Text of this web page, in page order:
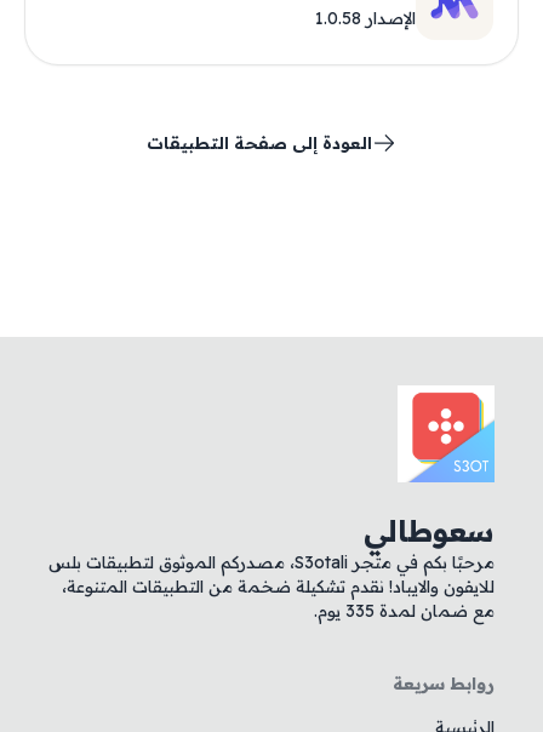
الإصدار 1.0.58
العودة إلى صفحة التطبيقات
سعوطالي
مرحبًا بكم في متجر S3otali، مصدركم الموثوق لتطبيقات بلس
للايفون والايباد! نقدم تشكيلة ضخمة من التطبيقات المتنوعة،
مع ضمان لمدة 335 يوم.
روابط سريعة
الرئيسية